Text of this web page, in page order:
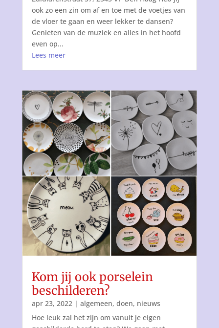
ook zo een zin om af en toe met de voetjes van
de vloer te gaan en weer lekker te dansen?
Genieten van de muziek en alles in het hoofd
even op...
Lees meer
Kom jij ook porselein
beschilderen?
apr 23, 2022| algemeen, doen, nieuws
Hoe leuk zal het zijn om vanuit je eigen